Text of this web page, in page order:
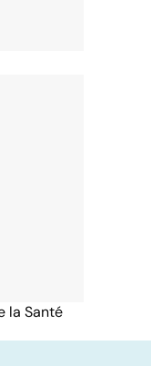
la Santé